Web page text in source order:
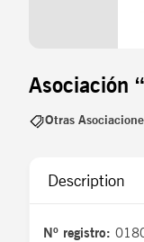
Asociación
Otras
Description
Nº registro: